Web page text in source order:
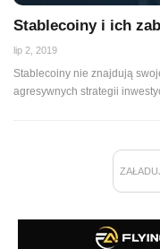
Stablecoiny i ich
lip 2, 2019
Stablecoiny nie znajdują
agresywnych strategii